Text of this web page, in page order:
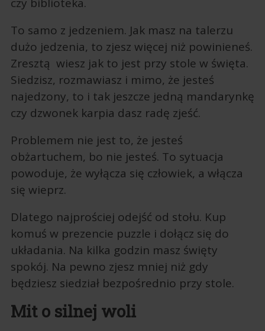
To samo z jedzeniem. Jak masz na talerzu
dużo jedzenia, to zjesz więcej niż powinieneś.
Zresztą wiesz jak to jest przy stole w święta.
Siedzisz, rozmawiasz i mimo, że jesteś
najedzony, to i tak jeszcze jedną mandarynkę
czy dzwonek karpia dasz radę zjeść.
Problemem nie jest to, że jesteś
obżartuchem, bo nie jesteś. To sytuacja
powoduje, że wyłącza się człowiek, a włącza
się wieprz.
Dlatego najprościej odejść od stołu. Kup
komuś w prezencie puzzle i dołącz się do
układania. Na kilka godzin masz święty
spokój. Na pewno zjesz mniej niż gdy
będziesz siedział bezpośrednio przy stole.
Mit o silnej woli